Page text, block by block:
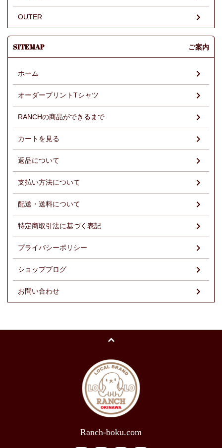
OUTER
SITEMAP ご案内
ホーム
オーダープリントTシャツ
RANCHの商品ができるまで
カートを見る
返品について
支払い方法について
配送・送料について
特定商取引法に基づく表記
プライバシーポリシー
ショップブログ
お問い合わせ
Ranch-boku.com